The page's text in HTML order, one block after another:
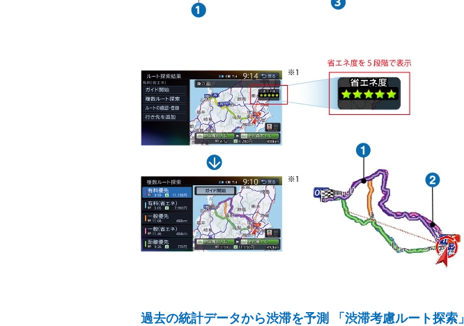
過去の統計データから渋滞を予測 「渋滞考慮ルート探索」